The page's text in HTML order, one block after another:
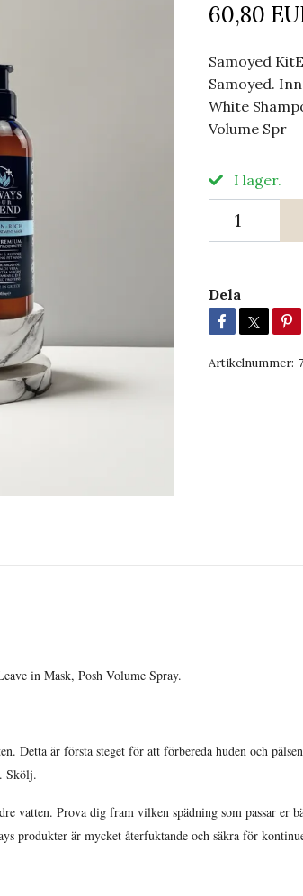
60,80
Samoyed
Samoyed.
White
Volume Spr
I lager.
Dela
Artikelnummer:
in Mask, Posh Volume Spray.
Detta är första steget för att förbereda huden och
Skölj.
vatten. Prova dig fram vilken spädning som passar er
produkter är mycket återfuktande och säkra för